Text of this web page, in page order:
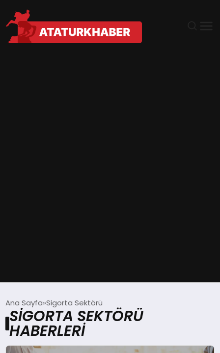
DÜNYA
EĞITIM
Ana Sayfa Sigorta Sektörü
SIGORTA SEKTÖRÜ
HABERLERI